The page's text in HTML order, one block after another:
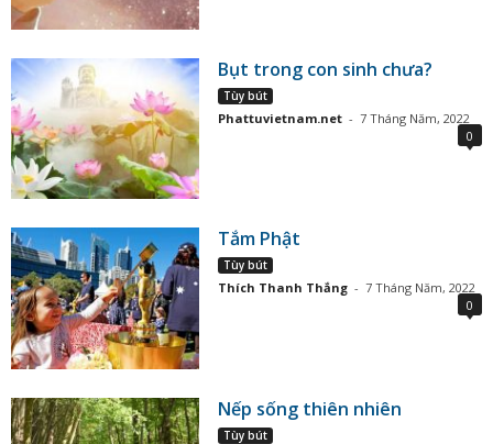
Bụt trong con sinh chưa?
Tùy bút
Phattuvietnam.net - 7 Tháng Năm, 2022
0
Tắm Phật
Tùy bút
Thích Thanh Thắng - 7 Tháng Năm, 2022
0
Nếp sống thiên nhiên
Tùy bút